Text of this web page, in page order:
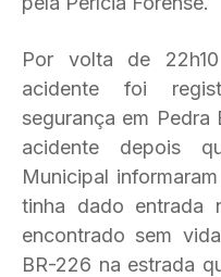
Por volta de
acidente foi
segurança em
acidente depois
Municipal
tinha dado entrada
encontrado sem
BR-226 na estrada